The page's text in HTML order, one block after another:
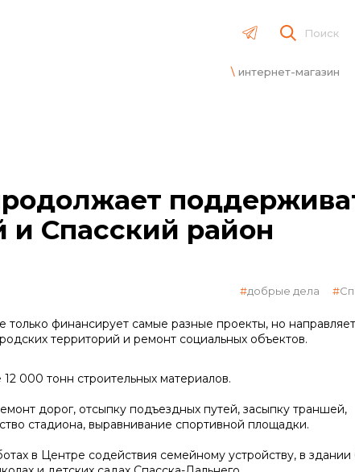
Поиск
интернет-магазин
и Спасский район
добрые дела
финансирует самые разные проекты, но направляет
территорий и ремонт социальных объектов.
000 тонн строительных материалов.
дорог, отсыпку подъездных путей, засыпку траншей,
стадиона, выравнивание спортивной площадки.
в Центре содействия семейному устройству, в здании